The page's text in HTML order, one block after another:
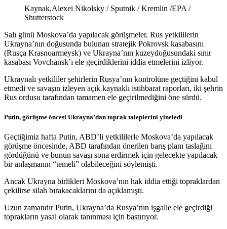
Kaynak,Alexei Nikolsky / Sputnik / Kremlin /EPA /
Shutterstock
Salı günü Moskova’da yapılacak görüşmeler, Rus yetkililerin
Ukrayna’nın doğusunda bulunan stratejik Pokrovsk kasabasını
(Rusça Krasnoarmeysk) ve Ukrayna’nın kuzeydoğusundaki sınır
kasabası Vovchansk’ı ele geçirdiklerini iddia etmelerini izliyor.
Ukraynalı yetkililer şehirlerin Rusya’nın kontrolüne geçtiğini kabul
etmedi ve savaşın izleyen açık kaynaklı istihbarat raporları, iki şehrin
Rus ordusu tarafından tamamen ele geçirilmediğini öne sürdü.
Putin, görüşme öncesi Ukrayna’dan toprak taleplerini yineledi
Geçtiğimiz hafta Putin, ABD’li yetkililerle Moskova’da yapılacak
görüşme öncesinde, ABD tarafından önerilen barış planı taslağını
gördüğünü ve bunun savaşı sona erdirmek için gelecekte yapılacak
bir anlaşmanın “temeli” olabileceğini söylemişti.
Ancak Ukrayna birlikleri Moskova’nın hak iddia ettiği topraklardan
çekilirse silah bırakacaklarını da açıklamıştı.
Uzun zamandır Putin, Ukrayna’da Rusya’nın işgalle ele geçirdiği
toprakların yasal olarak tanınması için bastırıyor.